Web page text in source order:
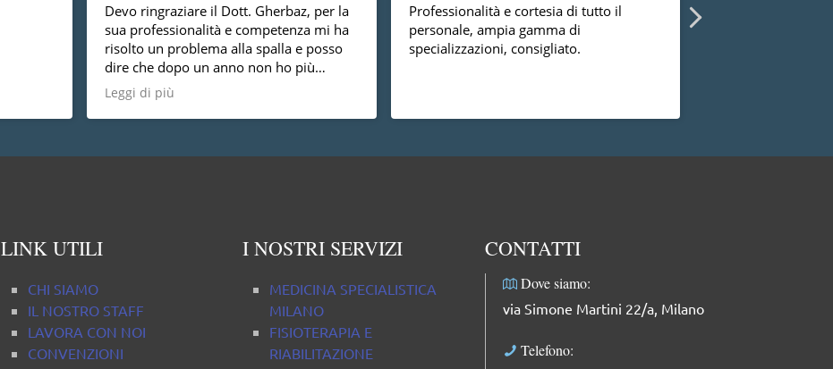
Devo ringraziare il Dott. Gherbaz, per la
sua professionalità e competenza mi ha
risolto un problema alla spalla e posso
dire che dopo un anno non ho più
nessun dolore, vorrei anche dire che è
una persona molto disponibile cosa non
da tutti.
Leggi di più
Professionalità e cortesia di tutto il
personale, ampia gamma di
specializzazioni, consigliato.
LINK UTILI
CHI SIAMO
IL NOSTRO STAFF
LAVORA CON NOI
CONVENZIONI
I NOSTRI SERVIZI
MEDICINA SPECIALISTICA
MILANO
FISIOTERAPIA E
RIABILITAZIONE
CONTATTI
Dove siamo:
via Simone Martini 22/a, Milano
Telefono: